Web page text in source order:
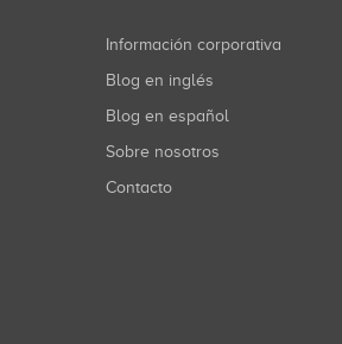
Información corporativa
Blog en inglés
Blog en español
Sobre nosotros
Contacto